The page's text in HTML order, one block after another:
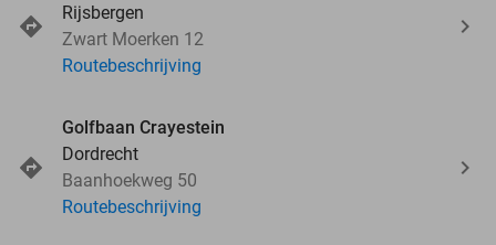
Rijsbergen
Zwart Moerken 12
Routebeschrijving
Golfbaan Crayestein
Dordrecht
Baanhoekweg 50
Routebeschrijving